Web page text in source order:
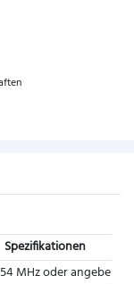
Spezifikationen
MHz oder angeben